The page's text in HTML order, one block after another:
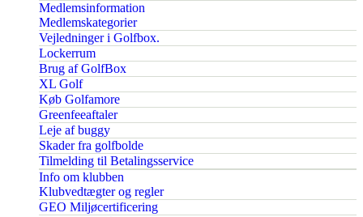
Medlemsinformation
Medlemskategorier
Vejledninger i Golfbox.
Lockerrum
Brug af GolfBox
XL Golf
Køb Golfamore
Greenfeeaftaler
Leje af buggy
Skader fra golfbolde
Tilmelding til Betalingsservice
Info om klubben
Klubvedtægter og regler
GEO Miljøcertificering